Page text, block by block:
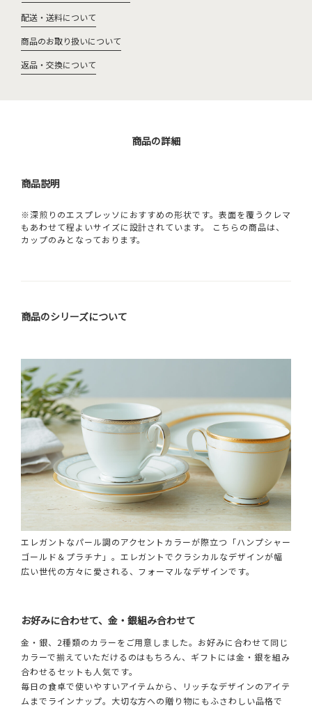
配送・送料について
商品のお取り扱いについて
返品・交換について
商品の詳細
商品説明
※深煎りのエスプレッソにおすすめの形状です。表面を覆うクレマ
もあわせて程よいサイズに設計されています。 こちらの商品は、
カップのみとなっております。
商品のシリーズについて
エレガントなパール調のアクセントカラーが際立つ「ハンプシャー
ゴールド＆プラチナ」。エレガントでクラシカルなデザインが幅
広い世代の方々に愛される、フォーマルなデザインです。
お好みに合わせて、金・銀組み合わせて
金・銀、2種類のカラーをご用意しました。お好みに合わせて同じ
カラーで揃えていただけるのはもちろん、ギフトには金・銀を組み
合わせるセットも人気です。
毎日の食卓で使いやすいアイテムから、リッチなデザインのアイテ
ムまでラインナップ。大切な方への贈り物にもふさわしい品格で